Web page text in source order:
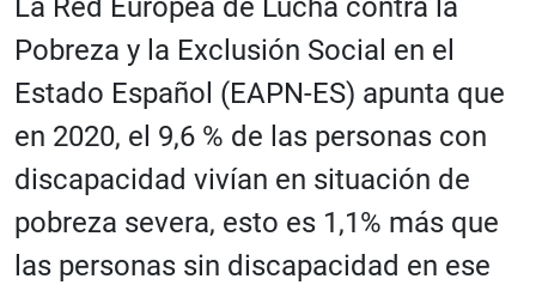
La Red Europea de Lucha contra la
Pobreza y la Exclusión Social en el
Estado Español (EAPN-ES) apunta que
en 2020, el 9,6 % de las personas con
discapacidad vivían en situación de
pobreza severa, esto es 1,1% más que
las personas sin discapacidad en ese